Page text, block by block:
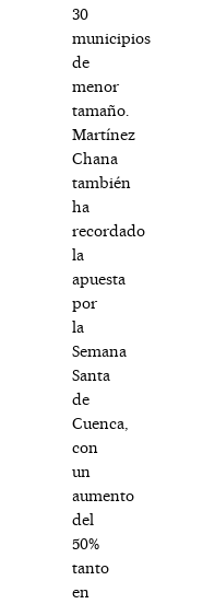
30
municipios
de
menor
tamaño.
Martínez
Chana
también
ha
recordado
la
apuesta
por
la
Semana
Santa
de
Cuenca,
con
un
aumento
del
50%
tanto
en